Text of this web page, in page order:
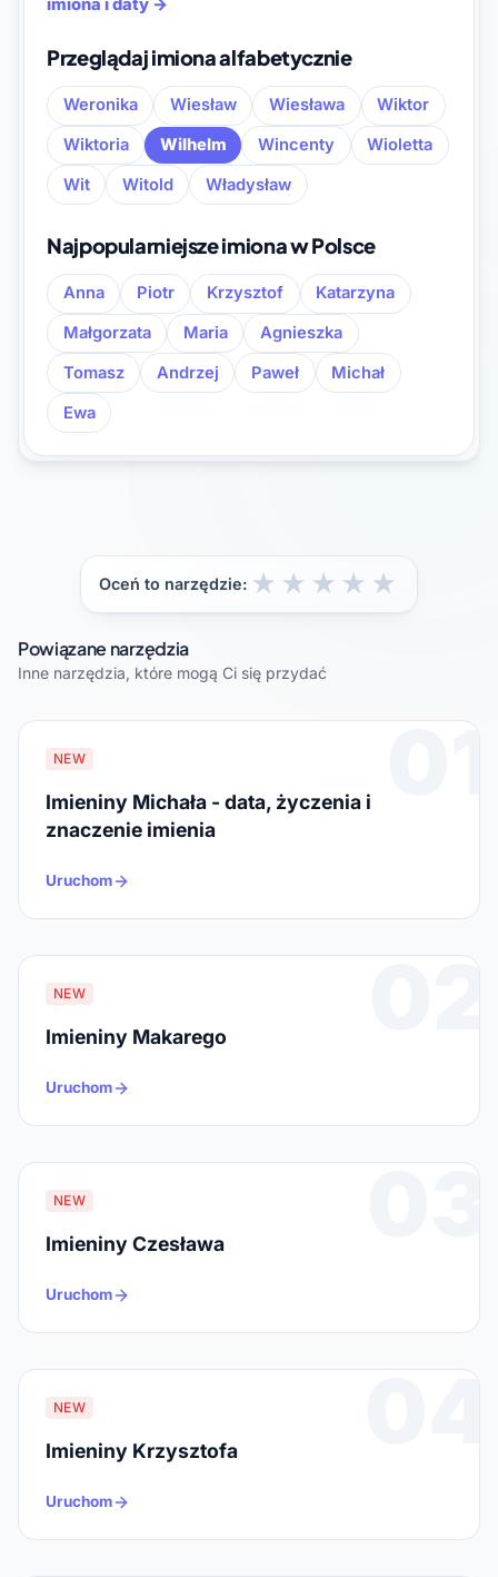
imiona i daty →
Przeglądaj imiona alfabetycznie
Weronika Wiesław Wiesława
Wiktor
Wiktoria
Wilhelm Wincenty
Wioletta
Wit
Witold Władysław
Najpopularniejsze imiona w Polsce
Anna Piotr Krzysztof
Katarzyna
Małgorzata
Maria
Agnieszka
Tomasz
Andrzej Paweł
Michał
Ewa
Oceń to narzędzie: ★
★
★
★
★
Powiązane narzędzia
Inne narzędzia, które mogą Ci się przydać
01
NEW
Imieniny Michała - data, życzenia i
znaczenie imienia
Uruchom
02
NEW
Imieniny Makarego
Uruchom
03
NEW
Imieniny Czesława
Uruchom
04
NEW
Imieniny Krzysztofa
Uruchom